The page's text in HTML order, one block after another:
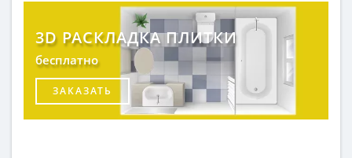
3D РАСКЛАДКА ПЛИТКИ
бесплатно
ЗАКАЗАТЬ